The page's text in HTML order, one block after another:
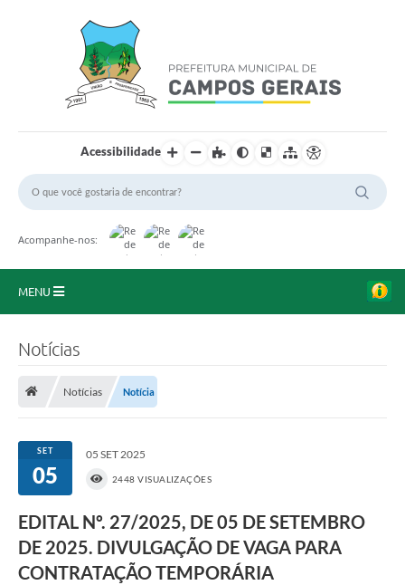
Acessibilidade
Acompanhe-nos:
MENU
Portal da Transparência
Secretarias
Notícias
Notícias Notícia
SET
05
05 SET 2025
2448 VISUALIZAÇÕES
EDITAL Nº. 27/2025, DE 05 DE SETEMBRO
DE 2025. DIVULGAÇÃO DE VAGA PARA
CONTRATAÇÃO TEMPORÁRIA